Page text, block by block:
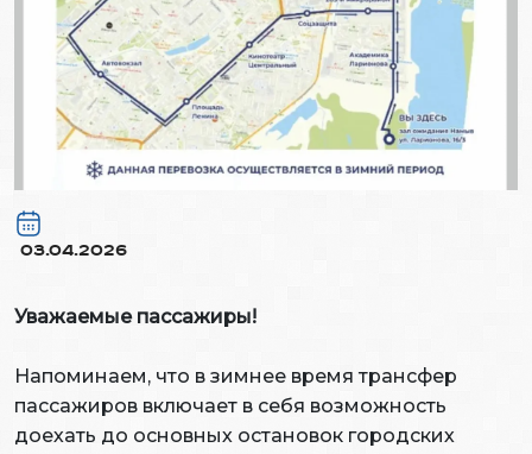
03.04.2026
Уважаемые пассажиры!
Напоминаем, что в зимнее время трансфер
пассажиров включает в себя возможность
доехать до основных остановок городских